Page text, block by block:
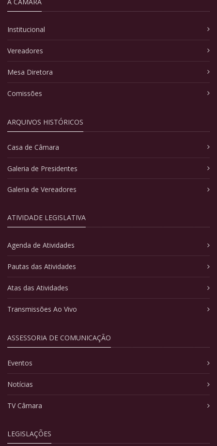
Institucional
Vereadores
Mesa Diretora
Comissões
ARQUIVOS HISTÓRICOS
Casa de Câmara
Galeria de Presidentes
Galeria de Vereadores
ATIVIDADE LEGISLATIVA
Agenda de Atividades
Pautas das Atividades
Atas das Atividades
Transmissões Ao Vivo
ASSESSORIA DE COMUNICAÇÃO
Eventos
Notícias
TV Câmara
LEGISLAÇÕES